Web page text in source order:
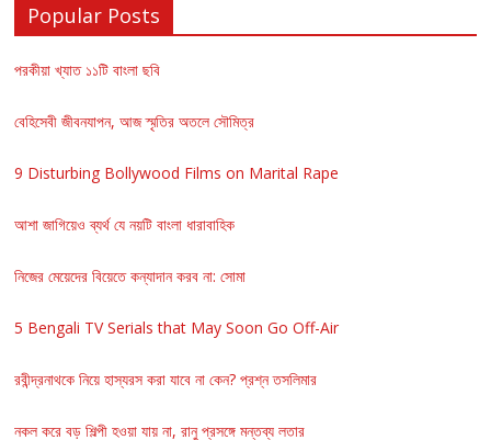
Popular Posts
পরকীয়া খ্যাত ১১টি বাংলা ছবি
বেহিসেবী জীবনযাপন, আজ স্মৃতির অতলে সৌমিত্র
9 Disturbing Bollywood Films on Marital Rape
আশা জাগিয়েও ব্যর্থ যে নয়টি বাংলা ধারাবাহিক
নিজের মেয়েদের বিয়েতে কন্যাদান করব না: সোমা
5 Bengali TV Serials that May Soon Go Off-Air
রবীন্দ্রনাথকে নিয়ে হাস্যরস করা যাবে না কেন? প্রশ্ন তসলিমার
নকল করে বড় শিল্পী হওয়া যায় না, রানু প্রসঙ্গে মন্তব্য লতার